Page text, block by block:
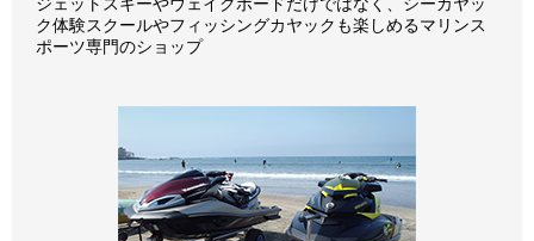
ジェットスキーやウェイクボードだけではなく、シーカヤッ
ク体験スクールやフィッシングカヤックも楽しめるマリンス
ポーツ専門のショップ